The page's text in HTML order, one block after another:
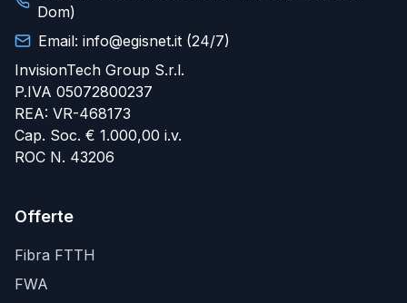
Dom)
Email: info@egisnet.it (24/7)
InvisionTech Group S.r.l.
P.IVA 05072800237
REA: VR-468173
Cap. Soc. € 1.000,00 i.v.
ROC N. 43206
Offerte
Fibra FTTH
FWA